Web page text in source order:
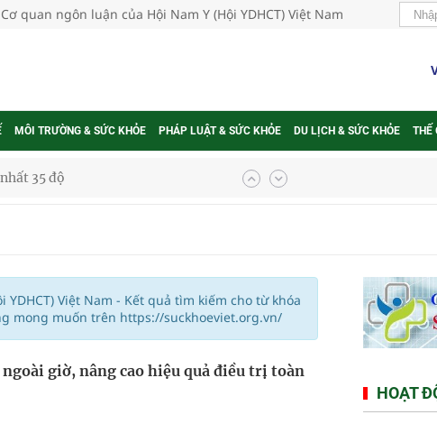
quan ngôn luận của Hội Nam Y (Hội YDHCT) Việt Nam
MÔI TRƯỜNG & SỨC KHỎE PHÁP LUẬT & SỨC KHỎE DU LỊCH & SỨC KHỎE THẾ
35 độ
Việt Nam - Kết quả tìm kiếm cho từ khóa
mong muốn trên https://suckhoeviet.org.vn/
giờ, nâng cao hiệu quả điều trị toàn
HOẠT